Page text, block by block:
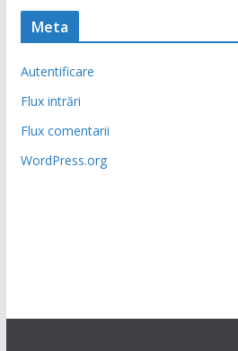
Meta
Autentificare
Flux intrări
Flux comentarii
WordPress.org